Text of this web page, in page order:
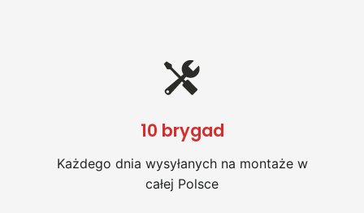
10 brygad
Każdego dnia wysyłanych na montaże w
całej Polsce